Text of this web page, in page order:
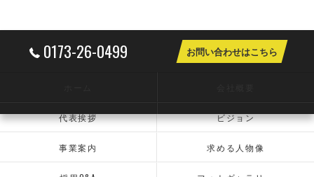
0173-26-0499 お問い合わせはこちら
代表挨拶 ビジョン
事業案内 求める人物像